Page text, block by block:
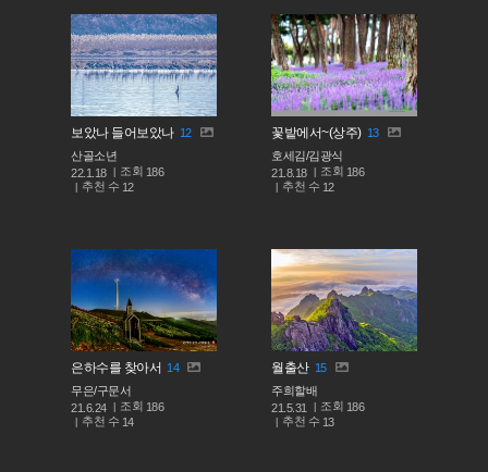
보았나 들어보았나 12
산골소년
22.1.18
조회 186
추천 수 12
꽃밭에서~(상주) 13
호세김/김광식
21.8.18
조회 186
추천 수 12
은하수를 찾아서 14
무은/구문서
21.6.24
조회 186
추천 수 14
월출산 15
주희할배
21.5.31
조회 186
추천 수 13